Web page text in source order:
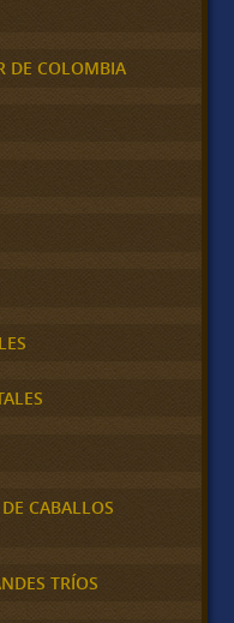
DE COLOMBIA
CABALLOS
TRÍOS